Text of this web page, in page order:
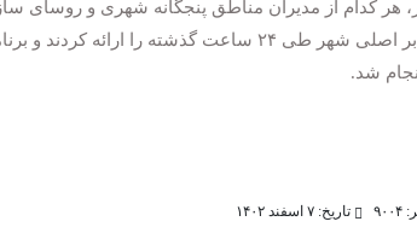
هر کدام از مدیران مناطق پنجگانه شهری و روسای
خیابان ها و معابر اصلی شهر طی ۲۴ ساعت
شد.
تاریخ: ۷ اسفند ۱۴۰۲
مشرق توسعه ایران